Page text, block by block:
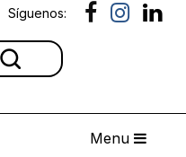
Síguenos:
Menu